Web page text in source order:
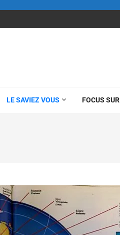
LE SAVIEZ VOUS FOCUS SUR